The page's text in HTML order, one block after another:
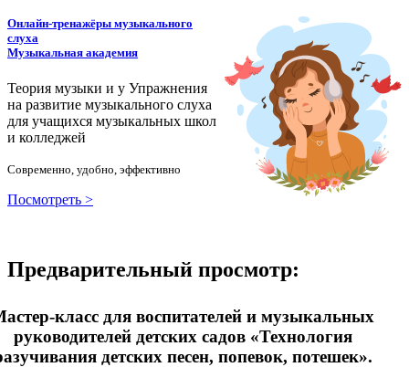
Онлайн-тренажёры музыкального
слуха
Музыкальная академия
Теория музыки и у Упражнения
на развитие музыкального слуха
для учащихся музыкальных школ
и колледжей
Современно, удобно, эффективно
Посмотреть >
Предварительный просмотр:
класс для воспитателей и музыкальных
руководителей детских садов «Технология
детских песен, попевок, потешек».